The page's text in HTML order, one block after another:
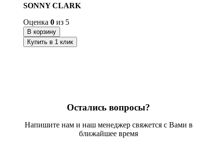
SONNY CLARK
Оценка 0 из 5
В корзину
Купить в 1 клик
Остались вопросы?
Напишите нам и наш менеджер свяжется с Вами в
ближайшее время